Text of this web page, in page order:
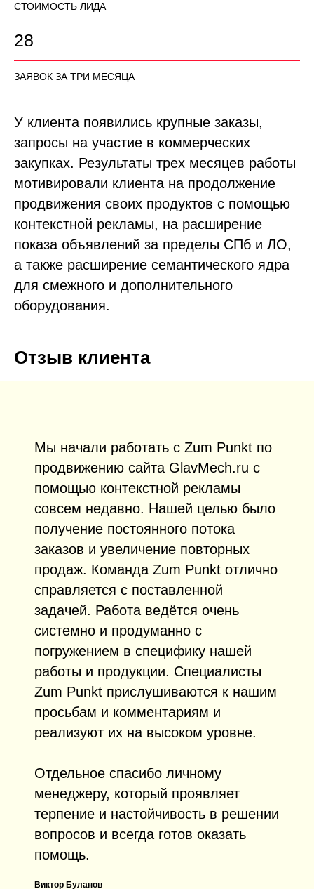
СТОИМОСТЬ ЛИДА
28
ЗАЯВОК ЗА ТРИ МЕСЯЦА
У клиента появились крупные заказы,
запросы на участие в коммерческих
закупках. Результаты трех месяцев работы
мотивировали клиента на продолжение
продвижения своих продуктов с помощью
контекстной рекламы, на расширение
показа объявлений за пределы СПб и ЛО,
а также расширение семантического ядра
для смежного и дополнительного
оборудования.
Отзыв клиента
Мы начали работать с Zum Punkt по
продвижению сайта GlavMech.ru с
помощью контекстной рекламы
совсем недавно. Нашей целью было
получение постоянного потока
заказов и увеличение повторных
продаж. Команда Zum Punkt отлично
справляется с поставленной
задачей. Работа ведётся очень
системно и продуманно с
погружением в специфику нашей
работы и продукции. Специалисты
Zum Punkt прислушиваются к нашим
просьбам и комментариям и
реализуют их на высоком уровне.
Отдельное спасибо личному
менеджеру, который проявляет
терпение и настойчивость в решении
вопросов и всегда готов оказать
помощь.
Виктор Буланов